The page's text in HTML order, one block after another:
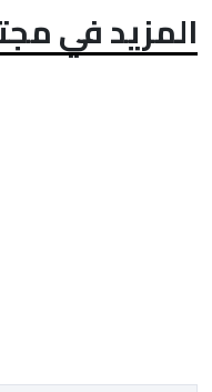
المزيد في